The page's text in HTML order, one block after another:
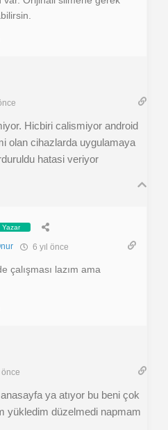
Hicbiri calismiyor android
olan cihazlarda uygulamaya
hatasi veriyor
Yazar
6 yıl önce
çalışması lazım ama
önce
ya atıyor bu beni çok
yükledim düzelmedi napmam